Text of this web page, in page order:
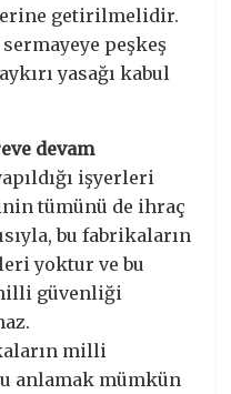
getirilmelidir.
peşkeş
yasağı kabul
devam
işyerleri
tümünü de ihraç
bu fabrikaların
yoktur ve bu
güvenliği
milli
anlamak mümkün